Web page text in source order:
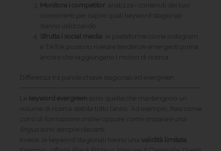
Monitora i competitor : analizza i contenuti dei tuoi
concorrenti per capire quali keyword stagionali
stanno utilizzando.
Sfrutta i social media : le piattaforme come Instagram
e TikTok possono rivelare tendenze emergenti prima
ancora che raggiungano i motori di ricerca.
Differenza tra parole chiave stagionali ed evergreen
Le keyword evergreen sono quelle che mantengono un
volume di ricerca stabile tutto l’anno. Ad esempio, frasi come
corsi di formazione online
oppure
come imparare una
lingua
sono sempre rilevanti.
Invece, le keyword stagionali hanno una validità limitata